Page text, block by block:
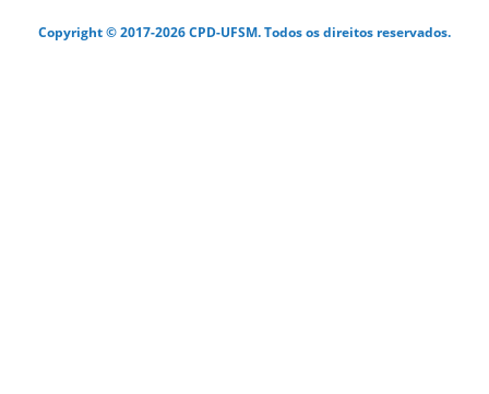
Copyright © 2017-2026 CPD-UFSM. Todos os direitos reservados.